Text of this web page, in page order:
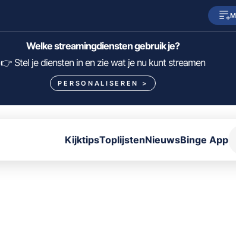
SkyShowtime Prime Video
HBO Max NPO Start
Pathé Thuis
Welke streamingdiensten gebruik je?
👉 Stel je diensten in en zie wat je nu kunt streamen
PERSONALISEREN >
KijktipsToplijstenNieuwsBinge App